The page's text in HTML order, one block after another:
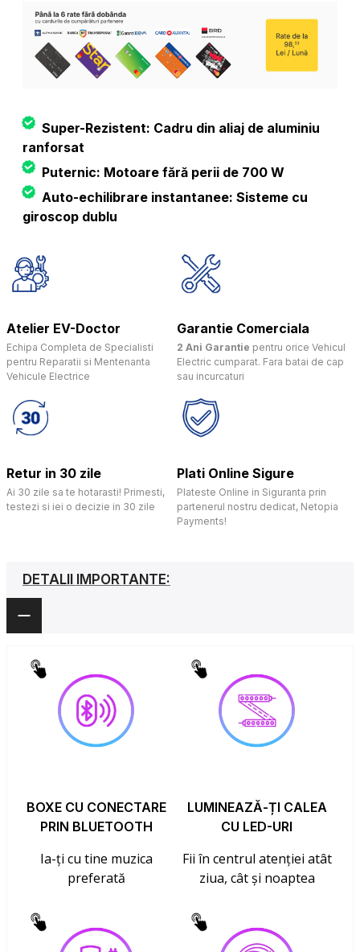
Super-Rezistent: Cadru din aliaj de aluminiu
ranforsat
Puternic: Motoare fără perii de 700 W
Auto-echilibrare instantanee: Sisteme cu
giroscop dublu
Atelier EV-Doctor
Echipa Completa de Specialisti
pentru Reparatii si Mentenanta
Vehicule Electrice
Garantie Comerciala
2 Ani Garantie pentru orice Vehicul
Electric cumparat. Fara batai de cap
sau incurcaturi
Retur in 30 zile
Ai 30 zile sa te hotarasti! Primesti,
testezi si iei o decizie in 30 zile
Plati Online Sigure
Plateste Online in Siguranta prin
partenerul nostru dedicat, Netopia
Payments!
DETALII IMPORTANTE:
BOXE CU CONECTARE
PRIN BLUETOOTH
Ia-ți cu tine muzica
preferată
LUMINEAZĂ-ȚI CALEA
CU LED-URI
Fii în centrul atenției atât
ziua, cât și noaptea